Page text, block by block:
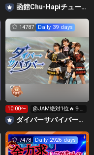
0万pt目標！キラ星
求！
函館Chu-Hapiチューハピ🌈
14787 Daily 39 days
10:00〜
@JAM絶対1位🔥９
時間配信リレー‼️
‪ダイバーサバイバー【公式】
7478 Daily 2926 days